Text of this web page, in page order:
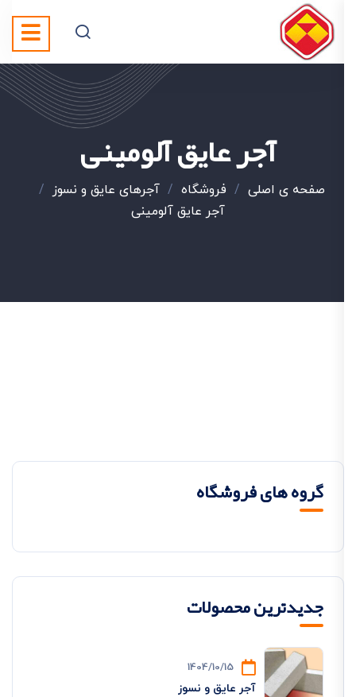
آجر عایق آلومینی
صفحه ی اصلی/فروشگاه/آجرهای عایق و نسوز/
آجر عایق آلومینی
گروه های فروشگاه
جدیدترین محصولات
1404/10/15
آجر عایق و نسوز